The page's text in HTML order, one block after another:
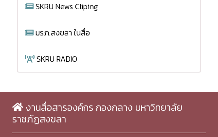
SKRU News Cliping
มรภ.สงขลา ในสื่อ
SKRU RADIO
งานสื่อสารองค์กร กองกลาง มหาวิทยาลัย
ราชภัฏสงขลา